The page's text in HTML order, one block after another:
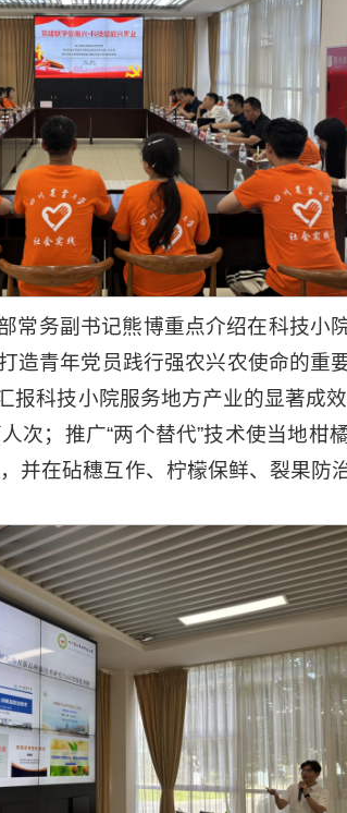
常务副书记熊博重点介绍在科技小
造青年党员践行强农兴农使命的重
报科技小院服务地方产业的显著成
；推广“两个替代”技术使当地柑
并在砧穗互作、柠檬保鲜、裂果防